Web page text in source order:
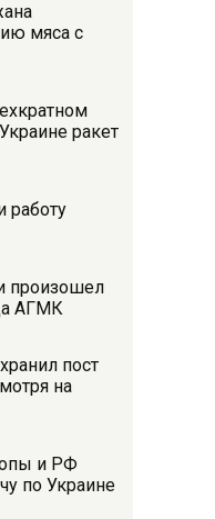
мяса с
ракет
работу
произошел
АГМК
пост
на
и РФ
по Украине